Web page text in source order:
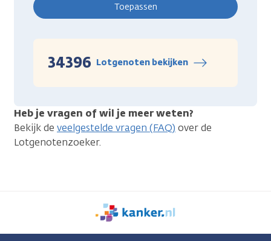
Toepassen
34396 Lotgenoten bekijken
Heb je vragen of wil je meer weten?
Bekijk de veelgestelde vragen (FAQ) over de
Lotgenotenzoeker.
We
zijn